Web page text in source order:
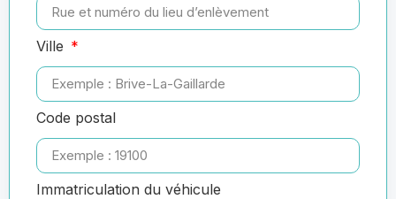
Ville
Code postal
Immatriculation du véhicule